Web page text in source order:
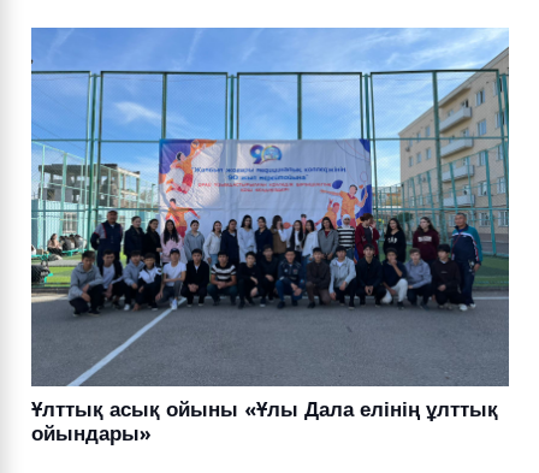
Ұлттық асық ойыны «Ұлы Дала елінің ұлттық
ойындары»